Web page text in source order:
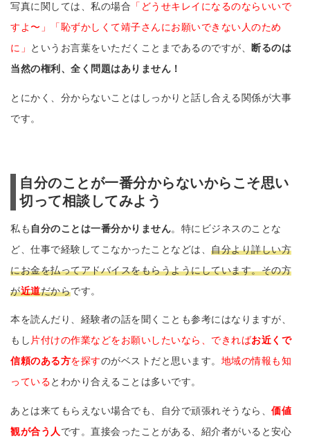
写真に関しては、私の場合 「どうせキレイになるのならいいで
すよ〜」「恥ずかしくて靖子さんにお願いできない人のため
に」
というお言葉をいただくことまであるのですが、
断るのは
当然の権利、全く問題はありません！
とにかく、分からないことはしっかりと話し合える関係が大事
です。
自分のことが一番分からないからこそ思い
切って相談してみよう
私も 自分のことは一番分かりません。特にビジネスのことな
ど、仕事で経験してこなかったことなどは、 自分より詳しい方
にお金を払ってアドバイスをもらうようにしています。その方
が近道だからです。
本を読んだり、経験者の話を聞くことも参考にはなりますが、
もし 片付けの作業などをお願いしたいなら、できればお近くで
信頼のある方を探すのがベストだと思います。 地域の情報も知
っている とわかり合えることは多いです。
あとは来てもらえない場合でも、自分で頑張れそうなら、 価値
観が合う人 です。直接会ったことがある、紹介者がいると安心